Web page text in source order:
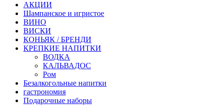
АКЦИИ
Шампанское и игристое
ВИНО
ВИСКИ
КОНЬЯК / БРЕНДИ
КРЕПКИЕ НАПИТКИ
ВОДКА
КАЛЬВАДОС
Ром
Безалкогольные напитки
гастрономия
Подарочные наборы